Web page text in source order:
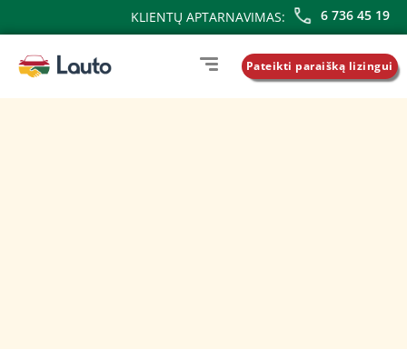
KLIENTŲ APTARNAVIMAS: 6 736 45 19
Pateikti paraišką lizingui